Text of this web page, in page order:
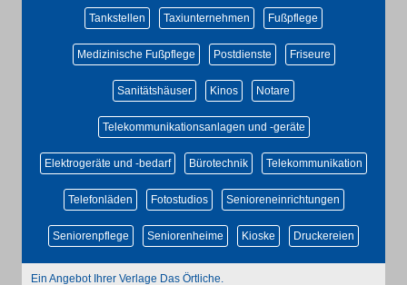
Tankstellen Taxiunternehmen Fußpflege
Medizinische Fußpflege Postdienste Friseure
Sanitätshäuser Kinos Notare
Telekommunikationsanlagen und -geräte
Elektrogeräte und -bedarf Bürotechnik Telekommunikation
Telefonläden Fotostudios Senioreneinrichtungen
Seniorenpflege Seniorenheime Kioske Druckereien
Ein Angebot Ihrer Verlage Das Örtliche.